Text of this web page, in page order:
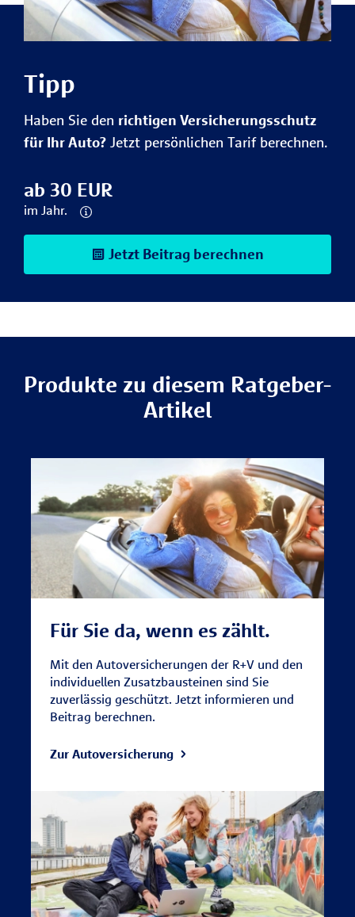
Tipp
Haben Sie den richtigen Versicherungsschutz
für Ihr Auto? Jetzt persönlichen Tarif berechnen.
ab 30 EUR
im Jahr.
Jetzt Beitrag berechnen
Produkte zu diesem Ratgeber-
Artikel
Für Sie da, wenn es zählt.
Mit den Autoversicherungen der R+V und den
individuellen Zusatzbausteinen sind Sie
zuverlässig geschützt. Jetzt informieren und
Beitrag berechnen.
Zur Autoversicherung